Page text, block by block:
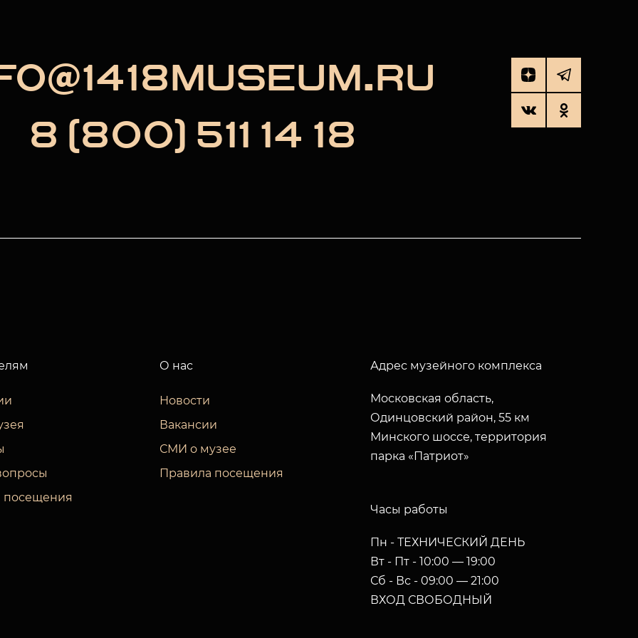
8 (800) 511 14 18
посещения
О нас
Новости
Вакансии
СМИ о музее
Правила посещения
Адрес музейного комплекса
Московская область,
Одинцовский район, 55 км
Минского шоссе, территория
парка «Патриот»
Часы работы
Пн - ТЕХНИЧЕСКИЙ ДЕНЬ
Вт - Пт - 10:00 — 19:00
Сб - Вс - 09:00 — 21:00
ВХОД СВОБОДНЫЙ